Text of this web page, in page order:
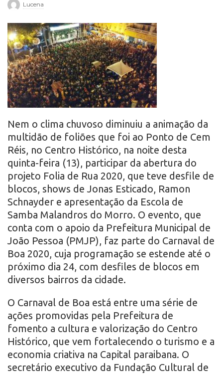
r
o
Lucena
Nem o clima chuvoso diminuiu a animação da
multidão de foliões que foi ao Ponto de Cem
Réis, no Centro Histórico, na noite desta
quinta-feira (13), participar da abertura do
projeto Folia de Rua 2020, que teve desfile de
blocos, shows de Jonas Esticado, Ramon
Schnayder e apresentação da Escola de
Samba Malandros do Morro. O evento, que
conta com o apoio da Prefeitura Municipal de
João Pessoa (PMJP), faz parte do Carnaval de
Boa 2020, cuja programação se estende até o
próximo dia 24, com desfiles de blocos em
diversos bairros da cidade.
O Carnaval de Boa está entre uma série de
ações promovidas pela Prefeitura de
fomento a cultura e valorização do Centro
Histórico, que vem fortalecendo o turismo e a
economia criativa na Capital paraibana. O
secretário executivo da Fundação Cultural de